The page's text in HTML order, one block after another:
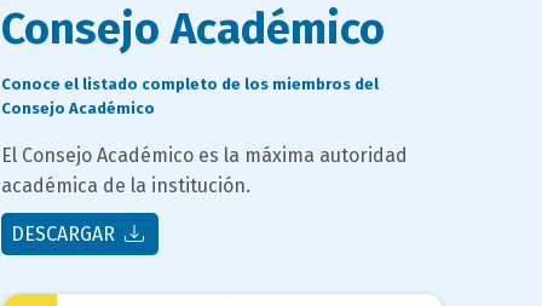
titulo
bloque
texto
Consejo Académico
campo
texto
bloque
texto
Conoce el listado completo de los miembros del
Consejo Académico
El Consejo Académico es la máxima autoridad
académica de la institución.
DESCARGAR